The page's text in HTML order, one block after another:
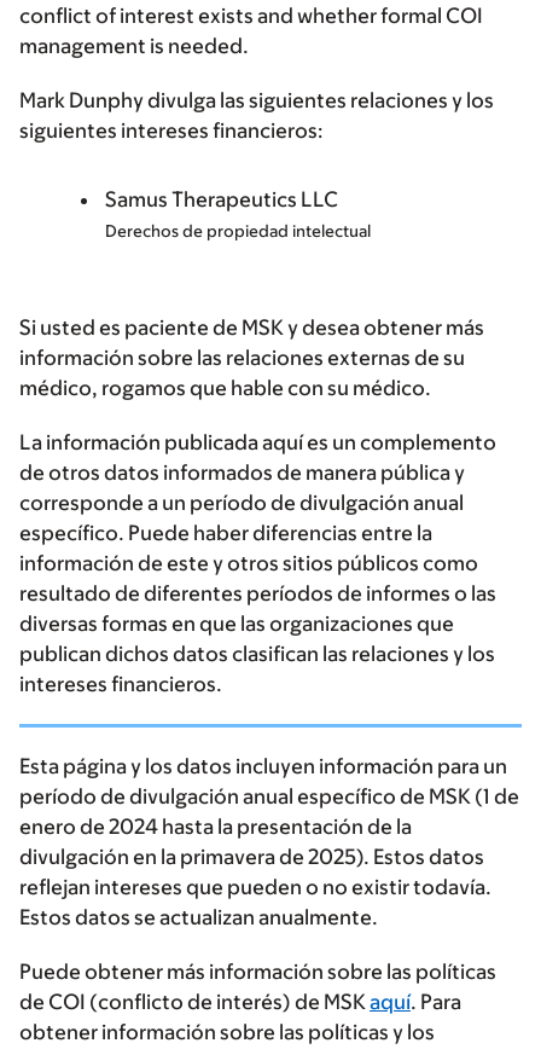
conflict of interest exists and whether formal COI
management is needed.
Mark Dunphy divulga las siguientes relaciones y los
siguientes intereses financieros:
Samus Therapeutics LLC
Derechos de propiedad intelectual
Si usted es paciente de MSK y desea obtener más
información sobre las relaciones externas de su
médico, rogamos que hable con su médico.
La información publicada aquí es un complemento
de otros datos informados de manera pública y
corresponde a un período de divulgación anual
específico. Puede haber diferencias entre la
información de este y otros sitios públicos como
resultado de diferentes períodos de informes o las
diversas formas en que las organizaciones que
publican dichos datos clasifican las relaciones y los
intereses financieros.
Esta página y los datos incluyen información para un
período de divulgación anual específico de MSK (1 de
enero de 2024 hasta la presentación de la
divulgación en la primavera de 2025). Estos datos
reflejan intereses que pueden o no existir todavía.
Estos datos se actualizan anualmente.
Puede obtener más información sobre las políticas
de COI (conflicto de interés) de MSKaquí. Para
obtener información sobre las políticas y los